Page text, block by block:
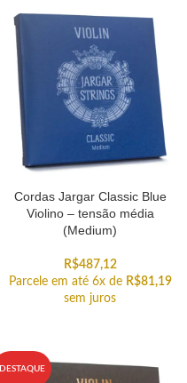
Cordas Jargar Classic Blue
Violino – tensão média
(Medium)
R$487,12
Parcele em até 6x de R$81,19
sem juros
DESTAQUE